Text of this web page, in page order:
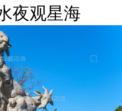
夜观星海